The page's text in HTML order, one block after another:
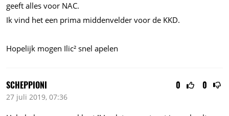
geeft alles voor NAC.
Ik vind het een prima middenvelder voor de KKD.
Hopelijk mogen Ilic² snel apelen
0 0
SCHEPPIONI
27 juli 2019, 07:36